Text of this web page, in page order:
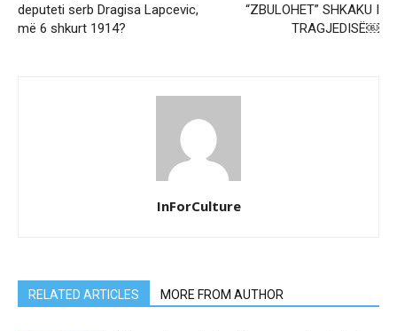
deputeti serb Dragisa Lapcevic,
më 6 shkurt 1914?
“ZBULOHET” SHKAKU I
TRAGJEDISË￼
InForCulture
RELATED ARTICLES MORE FROM AUTHOR